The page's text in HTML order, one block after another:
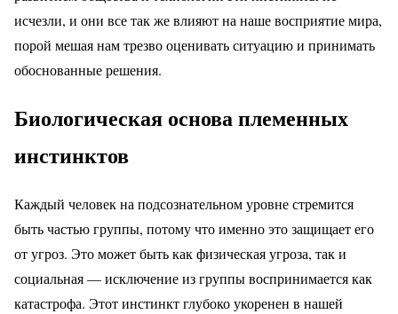
исчезли, и они все так же влияют на наше восприятие мира,
порой мешая нам трезво оценивать ситуацию и принимать
обоснованные решения.
Биологическая основа племенных
инстинктов
Каждый человек на подсознательном уровне стремится
быть частью группы, потому что именно это защищает его
от угроз. Это может быть как физическая угроза, так и
социальная — исключение из группы воспринимается как
катастрофа. Этот инстинкт глубоко укоренен в нашей